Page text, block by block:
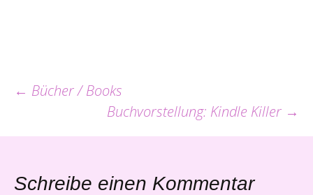
Beitrags-
Navigation
← Bücher / Books
Buchvorstellung: Kindle Killer →
Schreibe einen Kommentar